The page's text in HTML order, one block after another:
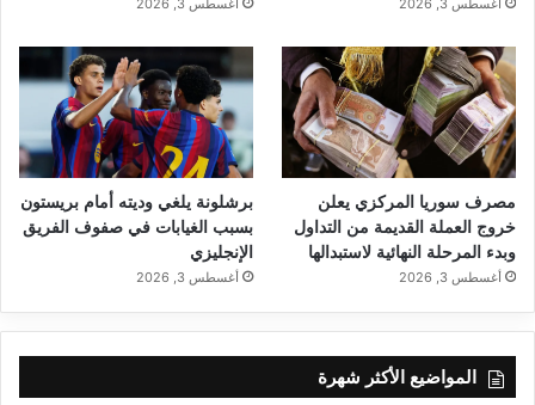
أغسطس 3, 2026 أغسطس 3, 2026
مصرف سوريا المركزي يعلن
خروج العملة القديمة من التداول
وبدء المرحلة النهائية لاستبدالها
أغسطس 3, 2026
برشلونة يلغي وديته أمام بريستون
بسبب الغيابات في صفوف الفريق
الإنجليزي
أغسطس 3, 2026
المواضيع الأكثر شهرة